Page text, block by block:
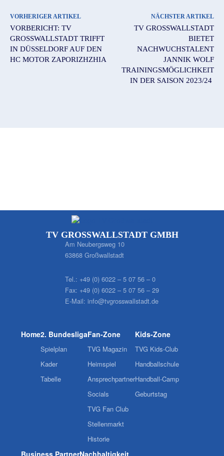
VORHERIGER ARTIKEL
VORBERICHT: TV
GROSSWALLSTADT TRIFFT I
N DÜSSELDORF AUF DEN H
C MOTOR ZAPORIZHZHIA
NÄCHSTER ARTIKEL
TV GROSSWALLSTADT B
IETET N
ACHWUCHSTALENT J
ANNIK WOLF T
RAININGSMÖGLICHKEIT I
N DER SAISON 2023/24
TV GROSSWALLSTADT GMBH
Am Neubergsweg 10
63868 Großwallstadt
Tel.: +49 (0) 6022 – 5 07 56 – 0
Fax: +49 (0) 6022 – 5 07 56 – 29
E-Mail: info@tvgrosswallstadt.de
Home2. Bundesliga
Spielplan
Kader
Tabelle
Fan-Zone
TVG Magazin
Heimspiel
Ansprechpartner
Socials
TVG Fan Club
Stellenmarkt
Historie
Kids-Zone
TVG Kids-Club
Handballschule
Handball-Camp
Geburtstag
Business PartnerNachhaltigkeit